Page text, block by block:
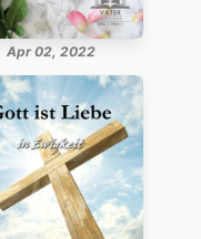
Apr 02, 2022